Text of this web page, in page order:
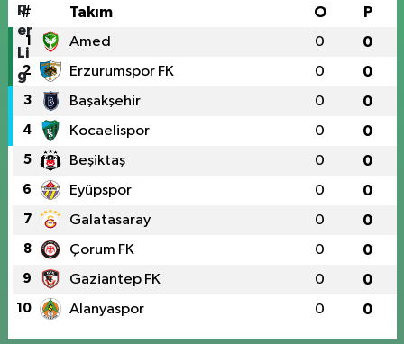
# Takım O P
1 Amed 0 0
2 Erzurumspor FK 0 0
3 Başakşehir 0 0
4 Kocaelispor 0 0
5 Beşiktaş 0 0
6 Eyüpspor 0 0
7 Galatasaray 0 0
8 Çorum FK 0 0
9 Gaziantep FK 0 0
10 Alanyaspor 0 0